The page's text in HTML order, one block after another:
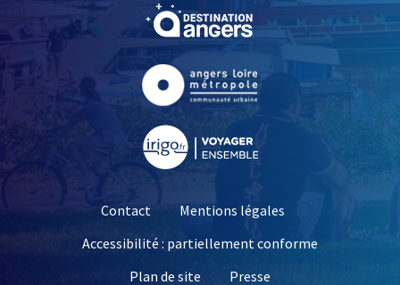
, Ouvre une nouvelle
, Ouvre une nouvelle
Contact
Mentions légales
Accessibilité : partiellement conforme
Plan de site
Presse